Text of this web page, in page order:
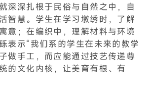
深深扎根于民俗与自然之中，自
智慧。学生在学习墩绣时，了解
意；在编织中，理解材料与环境
表示“我们系的学生在未来的教学
做手工，而应能通过技艺传递尊
的文化内核，让美育有根、有